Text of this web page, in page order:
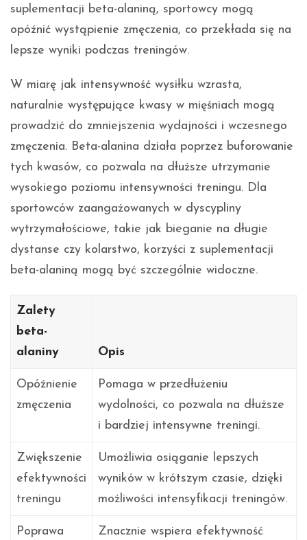
suplementacji beta-alaniną, sportowcy mogą
opóźnić wystąpienie zmęczenia, co przekłada się na
lepsze wyniki podczas treningów.
W miarę jak intensywność wysiłku wzrasta,
naturalnie występujące kwasy w mięśniach mogą
prowadzić do zmniejszenia wydajności i wczesnego
zmęczenia. Beta-alanina działa poprzez buforowanie
tych kwasów, co pozwala na dłuższe utrzymanie
wysokiego poziomu intensywności treningu. Dla
sportowców zaangażowanych w dyscypliny
wytrzymałościowe, takie jak bieganie na długie
dystanse czy kolarstwo, korzyści z suplementacji
beta-alaniną mogą być szczególnie widoczne.
Zalety
beta-
alaniny
Opis
Opóźnienie
zmęczenia
Pomaga w przedłużeniu
wydolności, co pozwala na dłuższe
i bardziej intensywne treningi.
Zwiększenie
efektywności
treningu
Umożliwia osiąganie lepszych
wyników w krótszym czasie, dzięki
możliwości intensyfikacji treningów.
Poprawa
Znacznie wspiera efektywność